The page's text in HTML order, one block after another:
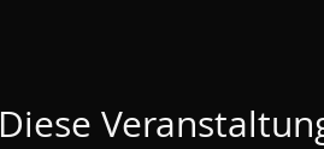
Diese